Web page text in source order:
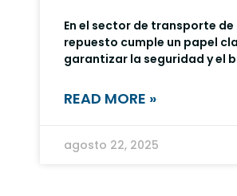
En el sector de transporte
repuesto cumple un papel
garantizar la seguridad y el
READ MORE »
agosto 22, 2025